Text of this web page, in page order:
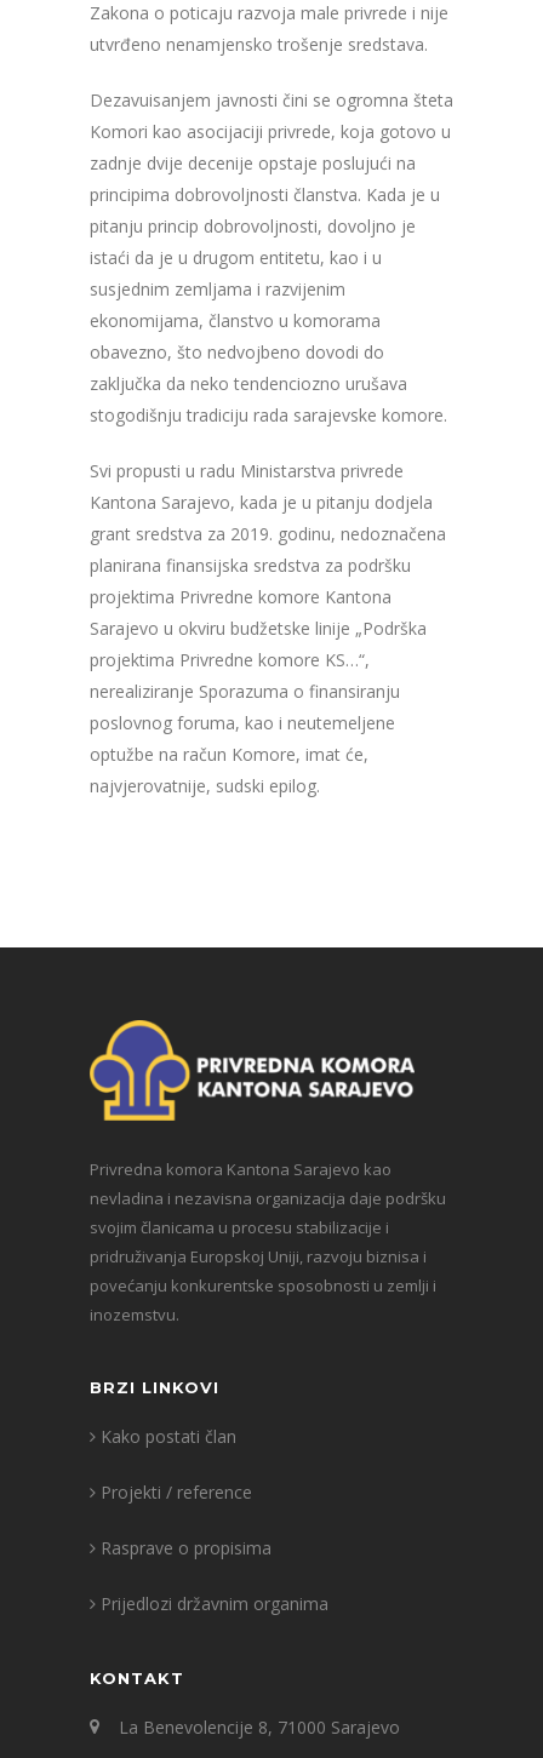
Zakona o poticaju razvoja male privrede i nije
utvrđeno nenamjensko trošenje sredstava.
Dezavuisanjem javnosti čini se ogromna šteta
Komori kao asocijaciji privrede, koja gotovo u
zadnje dvije decenije opstaje poslujući na
principima dobrovoljnosti članstva. Kada je u
pitanju princip dobrovoljnosti, dovoljno je
istaći da je u drugom entitetu, kao i u
susjednim zemljama i razvijenim
ekonomijama, članstvo u komorama
obavezno, što nedvojbeno dovodi do
zaključka da neko tendenciozno urušava
stogodišnju tradiciju rada sarajevske komore.
Svi propusti u radu Ministarstva privrede
Kantona Sarajevo, kada je u pitanju dodjela
grant sredstva za 2019. godinu, nedoznačena
planirana finansijska sredstva za podršku
projektima Privredne komore Kantona
Sarajevo u okviru budžetske linije „Podrška
projektima Privredne komore KS…“,
nerealiziranje Sporazuma o finansiranju
poslovnog foruma, kao i neutemeljene
optužbe na račun Komore, imat će,
najvjerovatnije, sudski epilog.
Privredna komora Kantona Sarajevo kao
nevladina i nezavisna organizacija daje podršku
svojim članicama u procesu stabilizacije i
pridruživanja Europskoj Uniji, razvoju biznisa i
povećanju konkurentske sposobnosti u zemlji i
inozemstvu.
BRZI LINKOVI
Kako postati član
Projekti / reference
Rasprave o propisima
Prijedlozi državnim organima
KONTAKT
La Benevolencije 8, 71000 Sarajevo